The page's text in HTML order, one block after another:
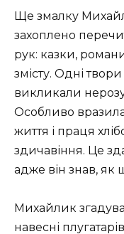
Ще змалку
захоплено
рук: казки,
змісту. Одні
викликали
Особливо
життя і праця
здичавіння. Це
адже він знав, як
Михайлик
навесні